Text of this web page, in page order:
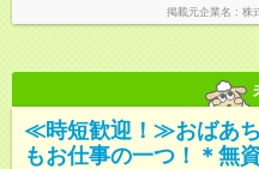
掲載元企業名 株
≪時短歓迎！≫おばあ
もお仕事の一つ！＊無